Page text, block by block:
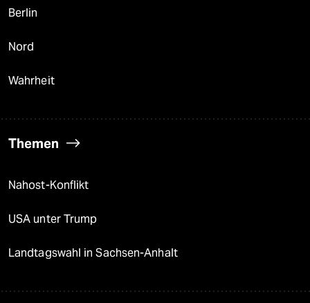
Berlin
Nord
Wahrheit
Themen
Nahost-Konflikt
USA unter Trump
Landtagswahl in Sachsen-Anhalt